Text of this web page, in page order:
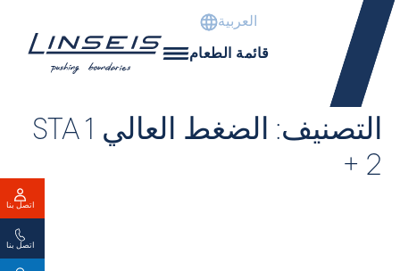
العربية
قائمة الطعام
التصنيف:
الضغط العالي STA 1
+ 2
اتصل بنا
اتصل بنا